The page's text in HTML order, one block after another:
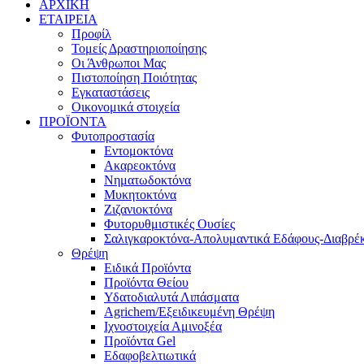
ΑΡΧΙΚΗ
ΕΤΑΙΡΕΙΑ
Προφίλ
Τομείς Δραστηριοποίησης
Οι Άνθρωποι Μας
Πιστοποίηση Ποιότητας
Εγκαταστάσεις
Οικονομικά στοιχεία
ΠΡΟΪΟΝΤΑ
Φυτοπροστασία
Εντομοκτόνα
Ακαρεοκτόνα
Νηματωδοκτόνα
Μυκητοκτόνα
Ζιζανιοκτόνα
Φυτορυθμιστικές Ουσίες
Σαλιγκαροκτόνα-Απολυμαντικά Εδάφους-
Θρέψη
Ειδικά Προϊόντα
Προϊόντα Θείου
Υδατοδιαλυτά Λιπάσματα
Agrichem/Εξειδικευμένη Θρέψη
Ιχνοστοιχεία Αμινοξέα
Προϊόντα Gel
Εδαφοβελτιωτικά